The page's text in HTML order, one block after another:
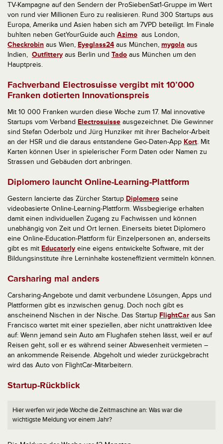
TV-Kampagne auf den Sendern der ProSiebenSat1-Gruppe im Wert
von rund vier Millionen Euro zu realisieren. Rund 300 Startups aus
Europa, Amerika und Asien haben sich am 7VPD beteiligt. Im Finale
buhlten neben GetYourGuide auch Azimo aus London,
Checkrobin aus Wien, Eyeglass24 aus München, mygola aus
Indien, Outfittery aus Berlin und Tado aus München um den
Hauptpreis.
Fachverband Electrosuisse vergibt mit 10’000
Franken dotierten Innovationspreis
Mit 10 000 Franken wurden diese Woche zum 17. Mal innovative
Startups vom Verband Electrosuisse ausgezeichnet. Die Gewinner
sind Stefan Oderbolz und Jürg Hunziker mit ihrer Bachelor-Arbeit
an der HSR und die daraus entstandene Geo-Daten-App Kort. Mit
Karten können User in spielerischer Form Daten oder Namen zu
Strassen und Gebäuden dort anbringen.
Diplomero launcht Online-Learning-Plattform
Gestern lancierte das Zürcher Startup Diplomero seine
videobasierte Online-Learning-Plattform. Wissbegierige erhalten
damit einen individuellen Zugang zu Fachwissen und können
unabhängig von Zeit und Ort lernen. Einerseits bietet Diplomero
eine Online-Education-Plattform für Einzelpersonen an, anderseits
gibt es mit Educatorly eine eigens entwickelte Software, mit der
Bildungsinstitute ihre Lerninhalte kosteneffizient vermitteln können.
Carsharing mal anders
Carsharing-Angebote und damit verbundene Lösungen, Apps und
Plattformen gibt es inzwischen genug. Doch noch gibt es
anscheinend Nischen in der Nische. Das Startup FlightCar aus San
Francisco wartet mit einer speziellen, aber nicht unattraktiven Idee
auf: Wenn jemand sein Auto am Flughafen stehen lässt, weil er auf
Reisen geht, soll er es während seiner Abwesenheit vermieten –
an ankommende Reisende. Abgeholt und wieder zurückgebracht
wird das Auto von FlightCar-Mitarbeitern.
Startup-Rückblick
Hier werfen wir jede Woche die Zeitmaschine an: Was war die
wichtigste Meldung vor einem Jahr?